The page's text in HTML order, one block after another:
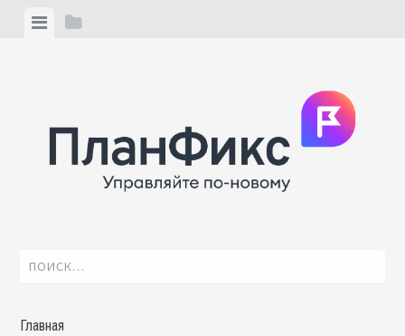
ViewView
Найти:
Главная